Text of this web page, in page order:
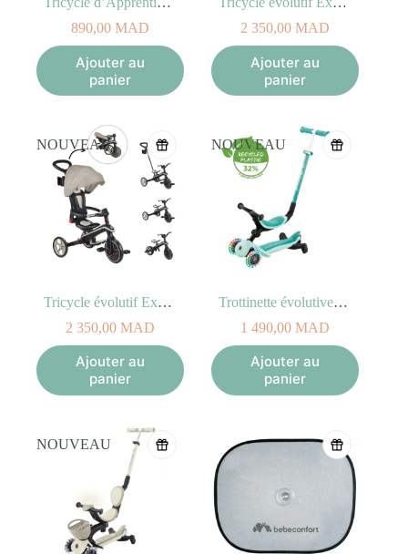
890,00 MAD
Ajouter au
panier
2 350,00 MAD
Ajouter au
panier
NOUVEAU
Tricycle évolutif Explorer Taupe Trike 4-en-1
2 350,00 MAD
Ajouter au
panier
NOUVEAU
Trottinette évolutive Mint 3-en-1 GO•UP ACTIVE LIGHTS 360
1 490,00 MAD
Ajouter au
panier
NOUVEAU